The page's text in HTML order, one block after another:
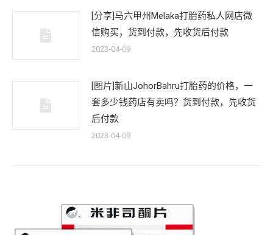
[分享]马六甲州Melaka打胎药私人网店微
信购买，货到付款，先收货后付款
2023-04-09
[图片]新山JohorBahru打胎药的价格，一
套多少钱药店有卖吗？货到付款，先收货
后付款
2023-04-09